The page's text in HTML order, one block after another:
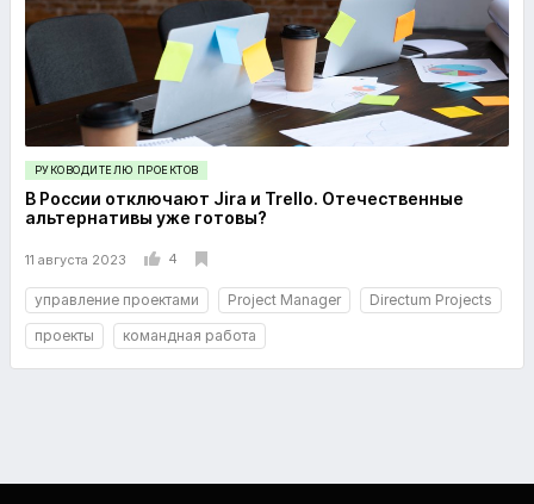
РУКОВОДИТЕЛЮ ПРОЕКТОВ
В России отключают Jira и Trello. Отечественные
альтернативы уже готовы?
11 августа 2023 4
управление проектами Project Manager
Directum Projects
проекты
командная работа